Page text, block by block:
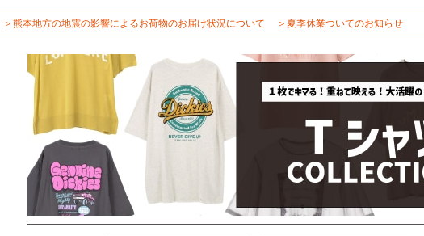
＞熊本地方の地震の影響によるお荷物のお届け状況について ＞夏季休業ついてのお知らせ